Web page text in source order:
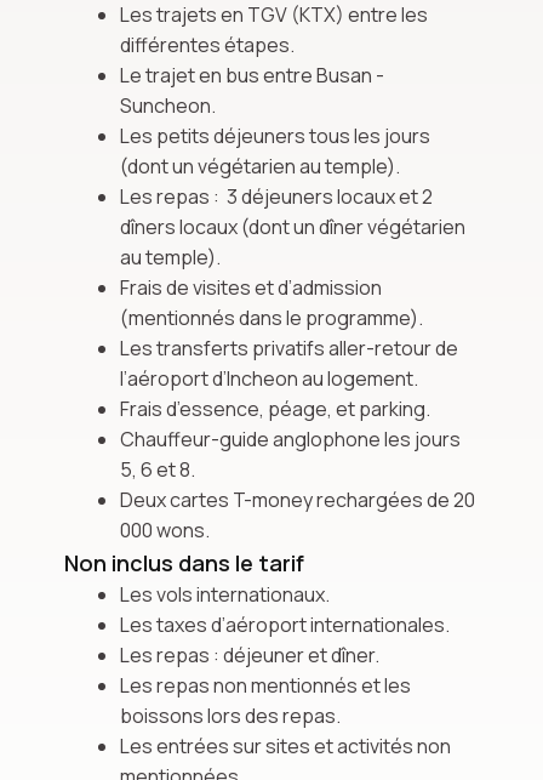
Les trajets en TGV (KTX) entre les
différentes étapes.
Le trajet en bus entre Busan -
Suncheon.
Les petits déjeuners tous les jours
(dont un végétarien au temple).
Les repas : 3 déjeuners locaux et 2
dîners locaux (dont un dîner végétarien
au temple).
Frais de visites et d’admission
(mentionnés dans le programme).
Les transferts privatifs aller-retour de
l’aéroport d’Incheon au logement.
Frais d’essence, péage, et parking.
Chauffeur-guide anglophone les jours
5, 6 et 8.
Deux cartes T-money rechargées de 20
000 wons.
Non inclus dans le tarif
Les vols internationaux.
Les taxes d’aéroport internationales.
Les repas : déjeuner et dîner.
Les repas non mentionnés et les
boissons lors des repas.
Les entrées sur sites et activités non